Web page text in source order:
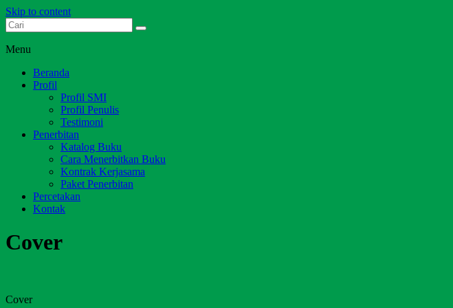
Skip to content
Dari Jambi untuk Indonesia
Menu
Beranda
Profil
Profil SMI
Profil Penulis
Testimoni
Penerbitan
Katalog Buku
Cara Menerbitkan Buku
Kontrak Kerjasama
Paket Penerbitan
Percetakan
Kontak
Cover
Cover